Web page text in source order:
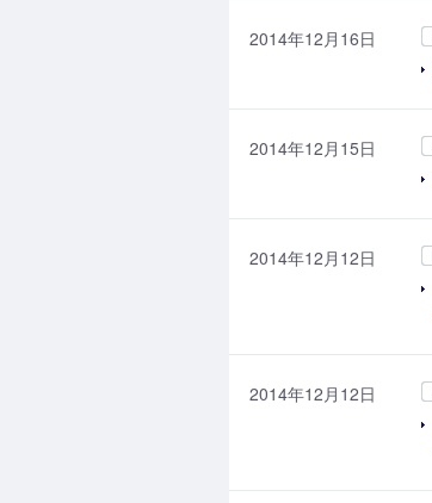
2014年12月16日
2014年12月15日
2014年12月12日
2014年12月12日